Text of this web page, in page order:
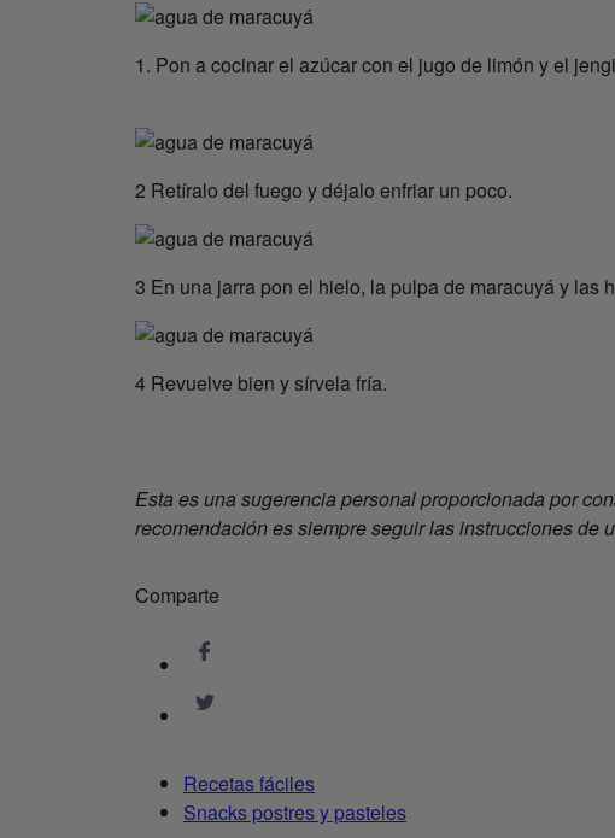
1. Pon a cocinar el azúcar con el jugo de limón y el
2 Retíralo del fuego y déjalo enfriar un poco.
3 En una jarra pon el hielo, la pulpa de maracuyá y las
4 Revuelve bien y sírvela fría.
Esta es una sugerencia personal proporcionada por
recomendación es siempre seguir las instrucciones de
Comparte
Recetas fáciles
Snacks postres y pasteles